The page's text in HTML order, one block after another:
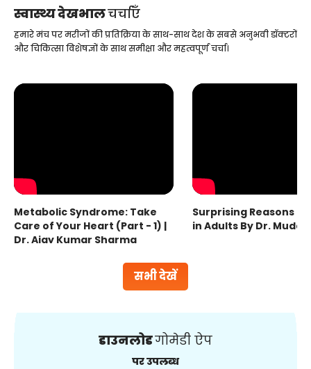
स्वास्थ्य देखभालचर्चाएँ
सभी देखें
हमारे मंच पर मरीजों की प्रतिक्रिया के साथ-साथ देश के सबसे अनुभवी डॉक्टरों
और चिकित्सा विशेषज्ञों के साथ समीक्षा और महत्वपूर्ण चर्चा।
Metabolic Syndrome: Take
Care of Your Heart (Part - 1) |
Dr. Ajay Kumar Sharma
Surprising Reasons
in Adults By Dr.
डाउनलोडगोमेडी ऐप
पर उपलब्ध